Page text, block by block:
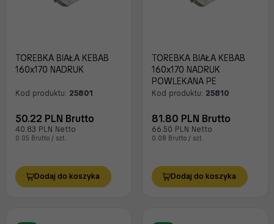
TOREBKA BIAŁA KEBAB
160x170 NADRUK
Kod produktu: 25801
50.22 PLN Brutto
40.83 PLN Netto
0.05 Brutto / szt.
Dodaj do koszyka
TOREBKA BIAŁA KEBAB
160x170 NADRUK
POWLEKANA PE
Kod produktu: 25810
81.80 PLN Brutto
66.50 PLN Netto
0.08 Brutto / szt.
Dodaj do koszyka